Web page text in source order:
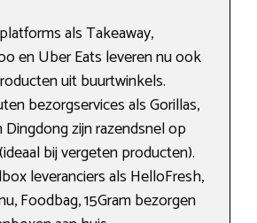
als Takeaway,
en Uber Eats leveren nu ook
uit buurtwinkels.
bezorgservices als Gorillas,
Dingdong zijn razendsnel op
bij vergeten producten).
leveranciers als HelloFresh,
Foodbag, 15Gram bezorgen